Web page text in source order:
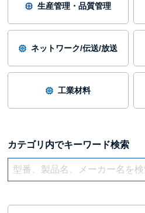
生産管理・品質管理
ネットワーク/伝送/放送
工業材料
カテゴリ内でキーワード検索